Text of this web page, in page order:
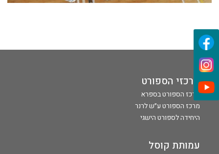
מרכזי הספורט
מרכז הספורט בספרא
מרכז הספורט ע״ש לרנר
היחידה לספורט הישגי
עמותת קוסל